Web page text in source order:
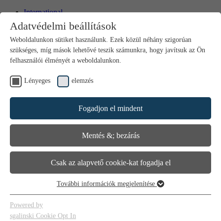
International
Bosnia
Bulgaria
Croatia
Czech Republic
Hungary
North Macedonia
Romania
Kapcsolat
Adatvédelmi beállítások
Weboldalunkon sütiket használunk. Ezek közül néhány szigorúan
szükséges, míg mások lehetővé teszik számunkra, hogy javítsuk az Ön
felhasználói élményét a weboldalunkon.
Lényeges elemzés
Fogadjon el mindent
Mentés &; bezárás
Csak az alapvető cookie-kat fogadja el
Az alapvető cookie-k a weboldal alapvető funkcióihoz szükségesek.
Ez biztosítja a weboldal megfelelő működését.
További információk megjelenítése
Powered by
sgalinski Cookie Opt In